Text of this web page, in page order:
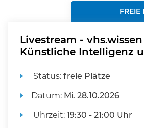
FREIE
Livestream -
Künstliche Intelligenz
Status:freie Plätze
Datum: Mi. 28.10.2026
Uhrzeit:19:30 - 21:00 Uhr